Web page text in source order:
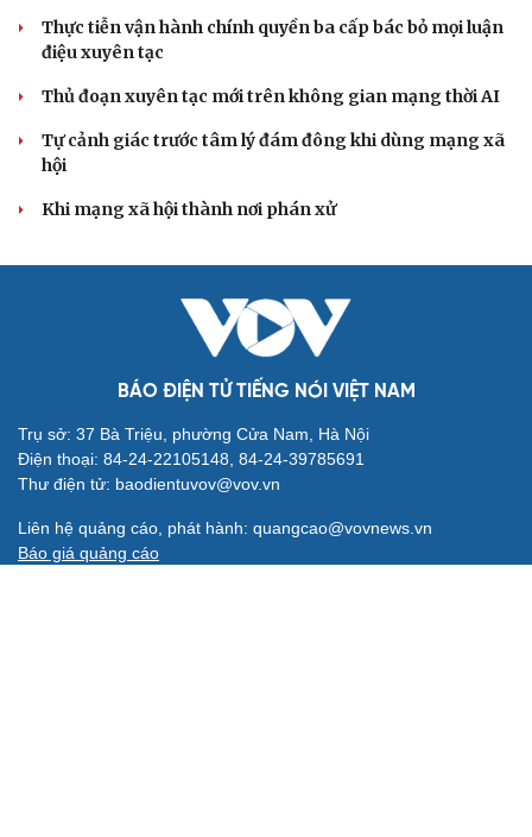
Thực tiễn vận hành chính quyền ba cấp bác bỏ mọi luận
điệu xuyên tạc
Thủ đoạn xuyên tạc mới trên không gian mạng thời AI
Tự cảnh giác trước tâm lý đám đông khi dùng mạng xã
hội
Khi mạng xã hội thành nơi phán xử
BÁO ĐIỆN TỬ TIẾNG NÓI VIỆT NAM
Trụ sở: 37 Bà Triệu, phường Cửa Nam, Hà Nội
Điện thoại: 84-24-22105148, 84-24-39785691
Thư điện tử: baodientuvov@vov.vn
Liên hệ quảng cáo, phát hành: quangcao@vovnews.vn
Báo giá quảng cáo